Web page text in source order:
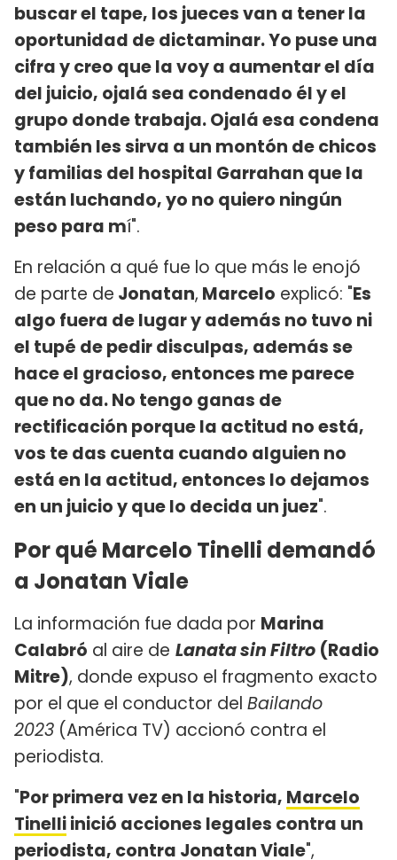
buscar el tape, los jueces van a tener la
oportunidad de dictaminar. Yo puse una
cifra y creo que la voy a aumentar el día
del juicio, ojalá sea condenado él y el
grupo donde trabaja. Ojalá esa condena
también les sirva a un montón de chicos
y familias del hospital Garrahan que la
están luchando, yo no quiero ningún
peso para mí".
En relación a qué fue lo que más le enojó
de parte de Jonatan, Marcelo explicó: "Es
algo fuera de lugar y además no tuvo ni
el tupé de pedir disculpas, además se
hace el gracioso, entonces me parece
que no da. No tengo ganas de
rectificación porque la actitud no está,
vos te das cuenta cuando alguien no
está en la actitud, entonces lo dejamos
en un juicio y que lo decida un juez".
Por qué Marcelo Tinelli demandó
a Jonatan Viale
La información fue dada por Marina
Calabró al aire de Lanata sin Filtro (Radio
Mitre), donde expuso el fragmento exacto
por el que el conductor del Bailando
2023 (América TV) accionó contra el
periodista.
"Por primera vez en la historia, Marcelo
Tinelliinició acciones legales contra un
periodista, contra Jonatan Viale",